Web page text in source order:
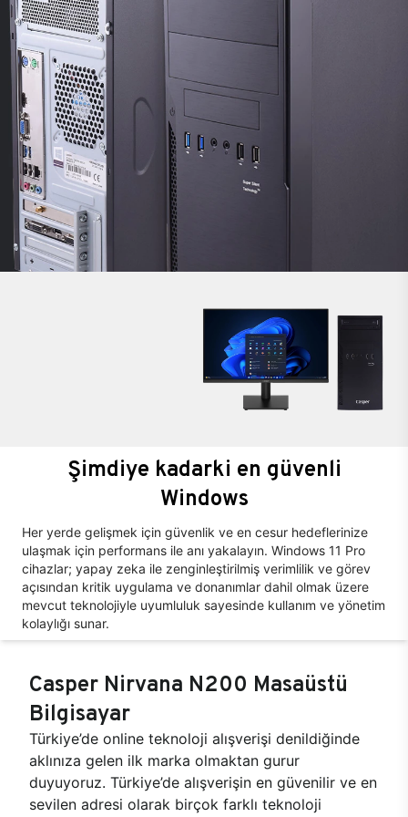
Şimdiye kadarki en güvenli
Windows
Her yerde gelişmek için güvenlik ve en cesur hedeflerinize
ulaşmak için performans ile anı yakalayın. Windows 11 Pro
cihazlar; yapay zeka ile zenginleştirilmiş verimlilik ve görev
açısından kritik uygulama ve donanımlar dahil olmak üzere
mevcut teknolojiyle uyumluluk sayesinde kullanım ve yönetim
kolaylığı sunar.
Casper Nirvana N200 Masaüstü
Bilgisayar
Türkiye’de online teknoloji alışverişi denildiğinde
aklınıza gelen ilk marka olmaktan gurur
duyuyoruz. Türkiye’de alışverişin en güvenilir ve en
sevilen adresi olarak birçok farklı teknoloji